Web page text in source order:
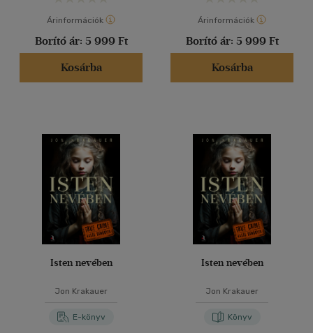
Árinformációk
Borító ár: 5 999 Ft
Kosárba
Árinformációk
Borító ár: 5 999 Ft
Kosárba
Isten nevében
Jon Krakauer
E-könyv
Isten nevében
Jon Krakauer
Könyv